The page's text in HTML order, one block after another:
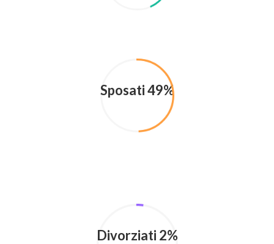
Sposati 49%
Divorziati 2%